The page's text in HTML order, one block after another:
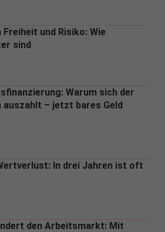
Freiheit und Risiko: Wie
sind
Warum sich der
– jetzt bares Geld
In drei Jahren ist oft
den Arbeitsmarkt: Mit